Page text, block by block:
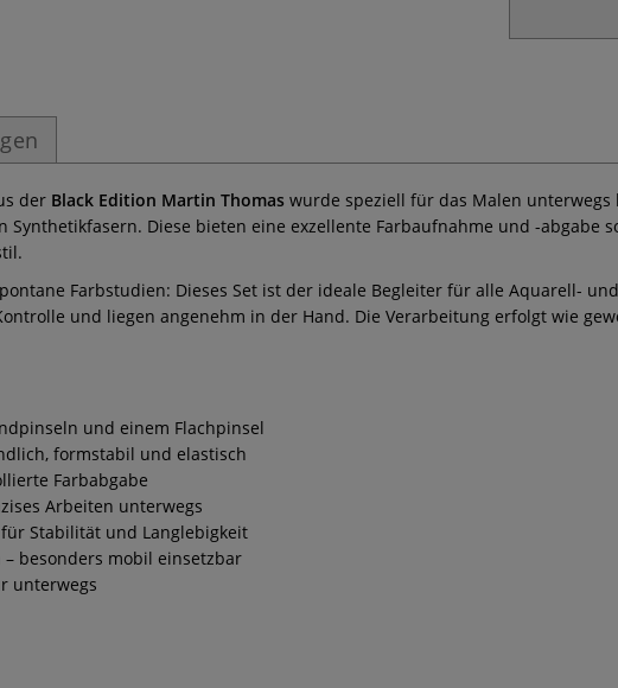
der Black Edition Martin Thomas wurde speziell für das Malen unterwegs
Synthetikfasern. Diese bieten eine exzellente Farbaufnahme und -abgabe
Farbstudien: Dieses Set ist der ideale Begleiter für alle Aquarell-
und liegen angenehm in der Hand. Die Verarbeitung erfolgt wie
und einem Flachpinsel
formstabil und elastisch
Farbabgabe
Arbeiten unterwegs
Stabilität und Langlebigkeit
besonders mobil einsetzbar
unterwegs